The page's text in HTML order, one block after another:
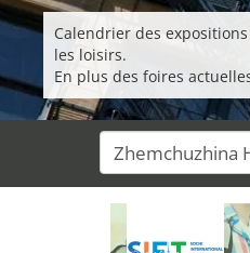
Calendrier des
les loisirs.
En plus des foires